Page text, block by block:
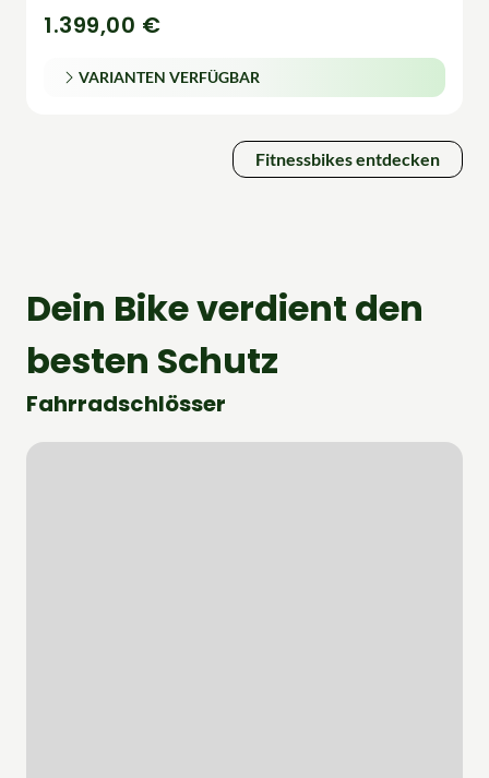
1.399,00 €
VARIANTEN VERFÜGBAR
Fitnessbikes entdecken
Dein Bike verdient den
besten Schutz
Fahrradschlösser